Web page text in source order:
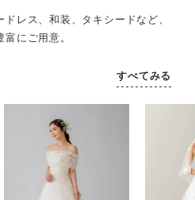
レス、和装、タキシードなど、
にご用意。
すべてみる